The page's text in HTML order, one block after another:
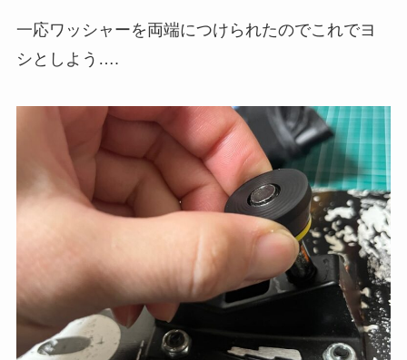
一応ワッシャーを両端につけられたのでこれでヨ
シとしよう….